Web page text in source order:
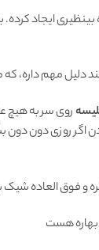
ایجاد
دلیل مهم داره،
روی سر به هیچ
اگر روزی دون دون
فوق العاده شیک
بهاره هست